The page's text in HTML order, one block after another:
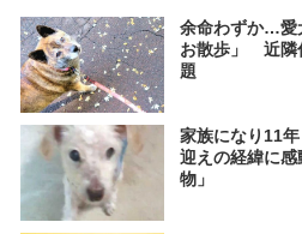
余命わずか…愛
お散歩」 近隣
題
家族になり11
迎えの経緯に
物」